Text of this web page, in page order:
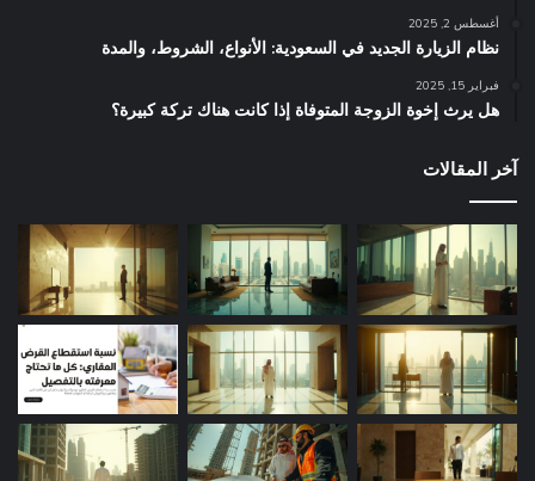
أغسطس 2, 2025
نظام الزيارة الجديد في السعودية: الأنواع، الشروط، والمدة
فبراير 15, 2025
هل يرث إخوة الزوجة المتوفاة إذا كانت هناك تركة كبيرة؟
آخر المقالات